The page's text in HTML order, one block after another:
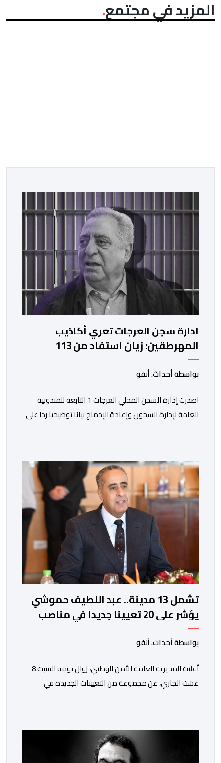
المزيد في مجتمع
ادارة سجن العرجات تعري أكاذيب
المهرطقين: زيان استفاد من 113
استشارة و50 فحصا طبيا
بواسطة أحداث. أنفو
اصدرت إدارة السجن المحلي العرجات 1 التابعة للمندوبية
العامة لإدارة السجون وإعادة الإدماج بيانا توضيحيا ردا على
ذاتها، وذلك لتنوير الرأي العام بالحقائق والمعطيات
الدقيقة.واوضحت إدارة المؤسسة السجنية أن المعني بالأمر
يستفيد منذ إيداعه من تتبع طبي منتظم ومستمر وفقا […]
تشمل 13 مدينة.. عبد اللطيف حموشي
يؤشر على 20 تعيينا جديدا في مناصب
المسؤولية بمصالح الأمن الوطني
بواسطة أحداث. أنفو
أعلنت المديرية العامة للأمن الوطني، زوال يومه السبت 8
غشت الجاري، عن مجموعة من التعيينات الجديدة في
والعيون والدار البيضاء وبني ملال وابن جرير وطنجة وأصيلة،
وذلك في إطار دينامية داخلية تهدف لضخ دماء جديدة
والاستعانة بكفاءات أمنية شابة ومتمرسة، […]